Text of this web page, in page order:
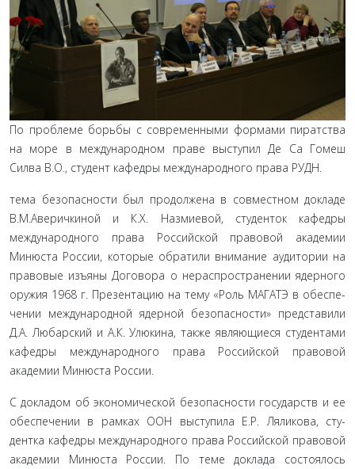
По проблеме борьбы с современными формами пират­ства
на море в международном праве выступил Де Са Гомеш
Силва В.О., студент кафедры международного права РУДН.
тема безопасности был продолжена в совместном до­кладе
В.М.Аверичкиной и К.Х. Назмиевой, студенток кафе­дры
международного права Российской правовой академии
Минюста России, которые обратили внимание аудитории на
правовые изъяны Договора о нераспространении ядерного
оружия 1968 г. Презентацию на тему «Роль МАГАТЭ в обеспе­
чении международной ядерной безопасности» представили
Д.А. Любарский и А.К. Улюкина, также являющиеся студен­тами
кафедры международного права Российской правовой
академии Минюста России.
С докладом об экономической безопасности государств и ее
обеспечении в рамках ООН выступила Е.Р. Ляликова, сту­
дентка кафедры международного права Российской право­вой
академии Минюста России. По теме доклада состоялось